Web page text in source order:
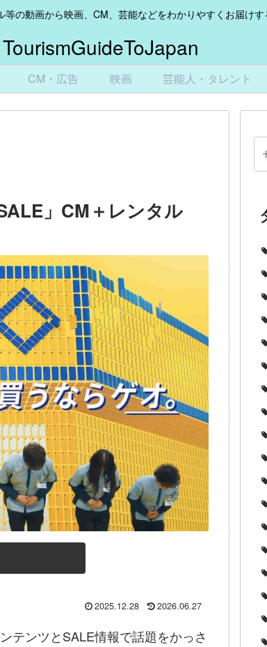
等の動画から映画、CM、芸能などをわかりやすくお届けす
TourismGuideToJapan
CM・広告 映画 芸能人・タレント
」CM＋レンタル
2025.12.28 2026.06.27
テンツとSALE情報で話題をかっさ